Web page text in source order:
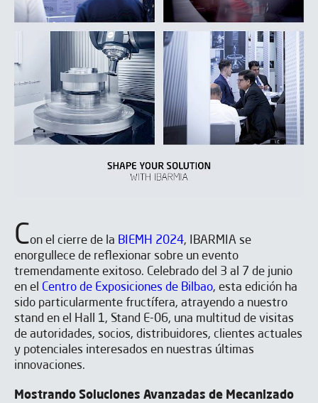
Con el cierre de la BIEMH 2024, IBARMIA se
enorgullece de reflexionar sobre un evento
tremendamente exitoso. Celebrado del 3 al 7 de junio
en el Centro de Exposiciones de Bilbao, esta edición ha
sido particularmente fructífera, atrayendo a nuestro
stand en el Hall 1, Stand E-06, una multitud de visitas
de autoridades, socios, distribuidores, clientes actuales
y potenciales interesados en nuestras últimas
innovaciones.
Mostrando Soluciones Avanzadas de Mecanizado